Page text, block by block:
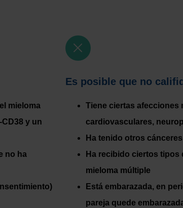
mieloma
y un
no ha
Es posible que no
Tiene ciertas afecciones
cardiovasculares,
Ha tenido otros
Ha recibido ciertos tipos
mieloma múltiple
Está embarazada, en
pareja quede